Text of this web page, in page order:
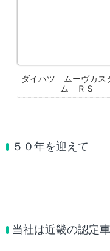
ダイハツ ムーヴカス
ム ＲＳ
５０年を迎えて
当社は近畿の認定